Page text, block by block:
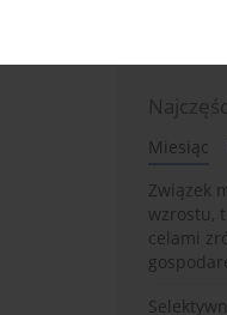
Miesiąc
Związek
wzrostu,
celami